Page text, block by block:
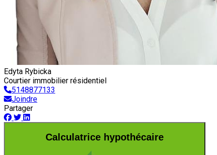
Edyta Rybicka
Courtier immobilier résidentiel
5148877133
Joindre
Partager
Calculatrice hypothécaire